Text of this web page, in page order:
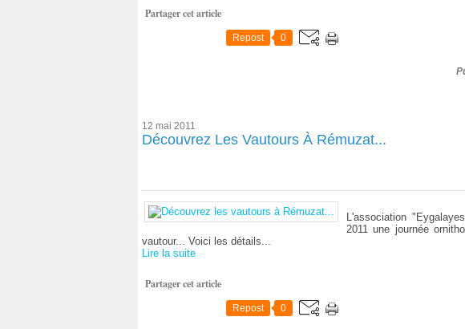
Partager cet article
Repost 0
12 mai 2011
Découvrez Les Vautours À Rémuzat...
L'association
2011 une journée
vautour... Voici les détails...
Lire la suite
Partager cet article
Repost 0